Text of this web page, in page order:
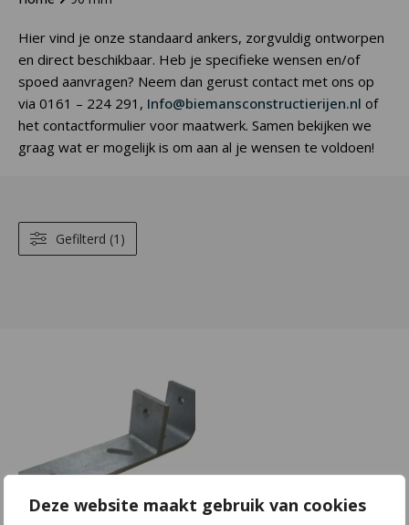
Deze website maakt gebruik van cookies
Hier vind je onze standaard ankers, zorgvuldig ontworpen
en direct beschikbaar. Heb je specifieke wensen en/of
spoed aanvragen? Neem dan gerust contact met ons op
via 0161 – 224 291, Info@biemansconstructierijen.nl of
het contactformulier voor maatwerk. Samen bekijken we
graag wat er mogelijk is om aan al je wensen te voldoen!
Gefilterd (1)